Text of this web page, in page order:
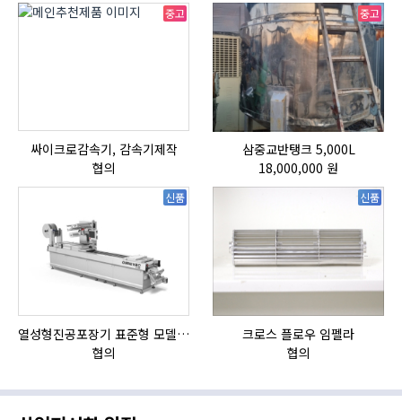
중고
싸이크로감속기, 감속기제작
협의
중고
삼중교반탱크 5,000L
18,000,000 원
신품
열성형진공포장기 표준형 모델 OMNIVAC S-200
협의
신품
크로스 플로우 임펠라
협의